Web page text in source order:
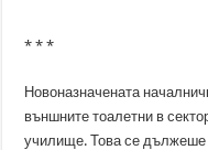
* * *
Новоназначената
външните тоалетни в
училище. Това се дължеше